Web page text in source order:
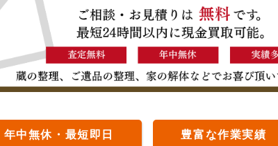
年中無休・最短即日 豊富な作業実績